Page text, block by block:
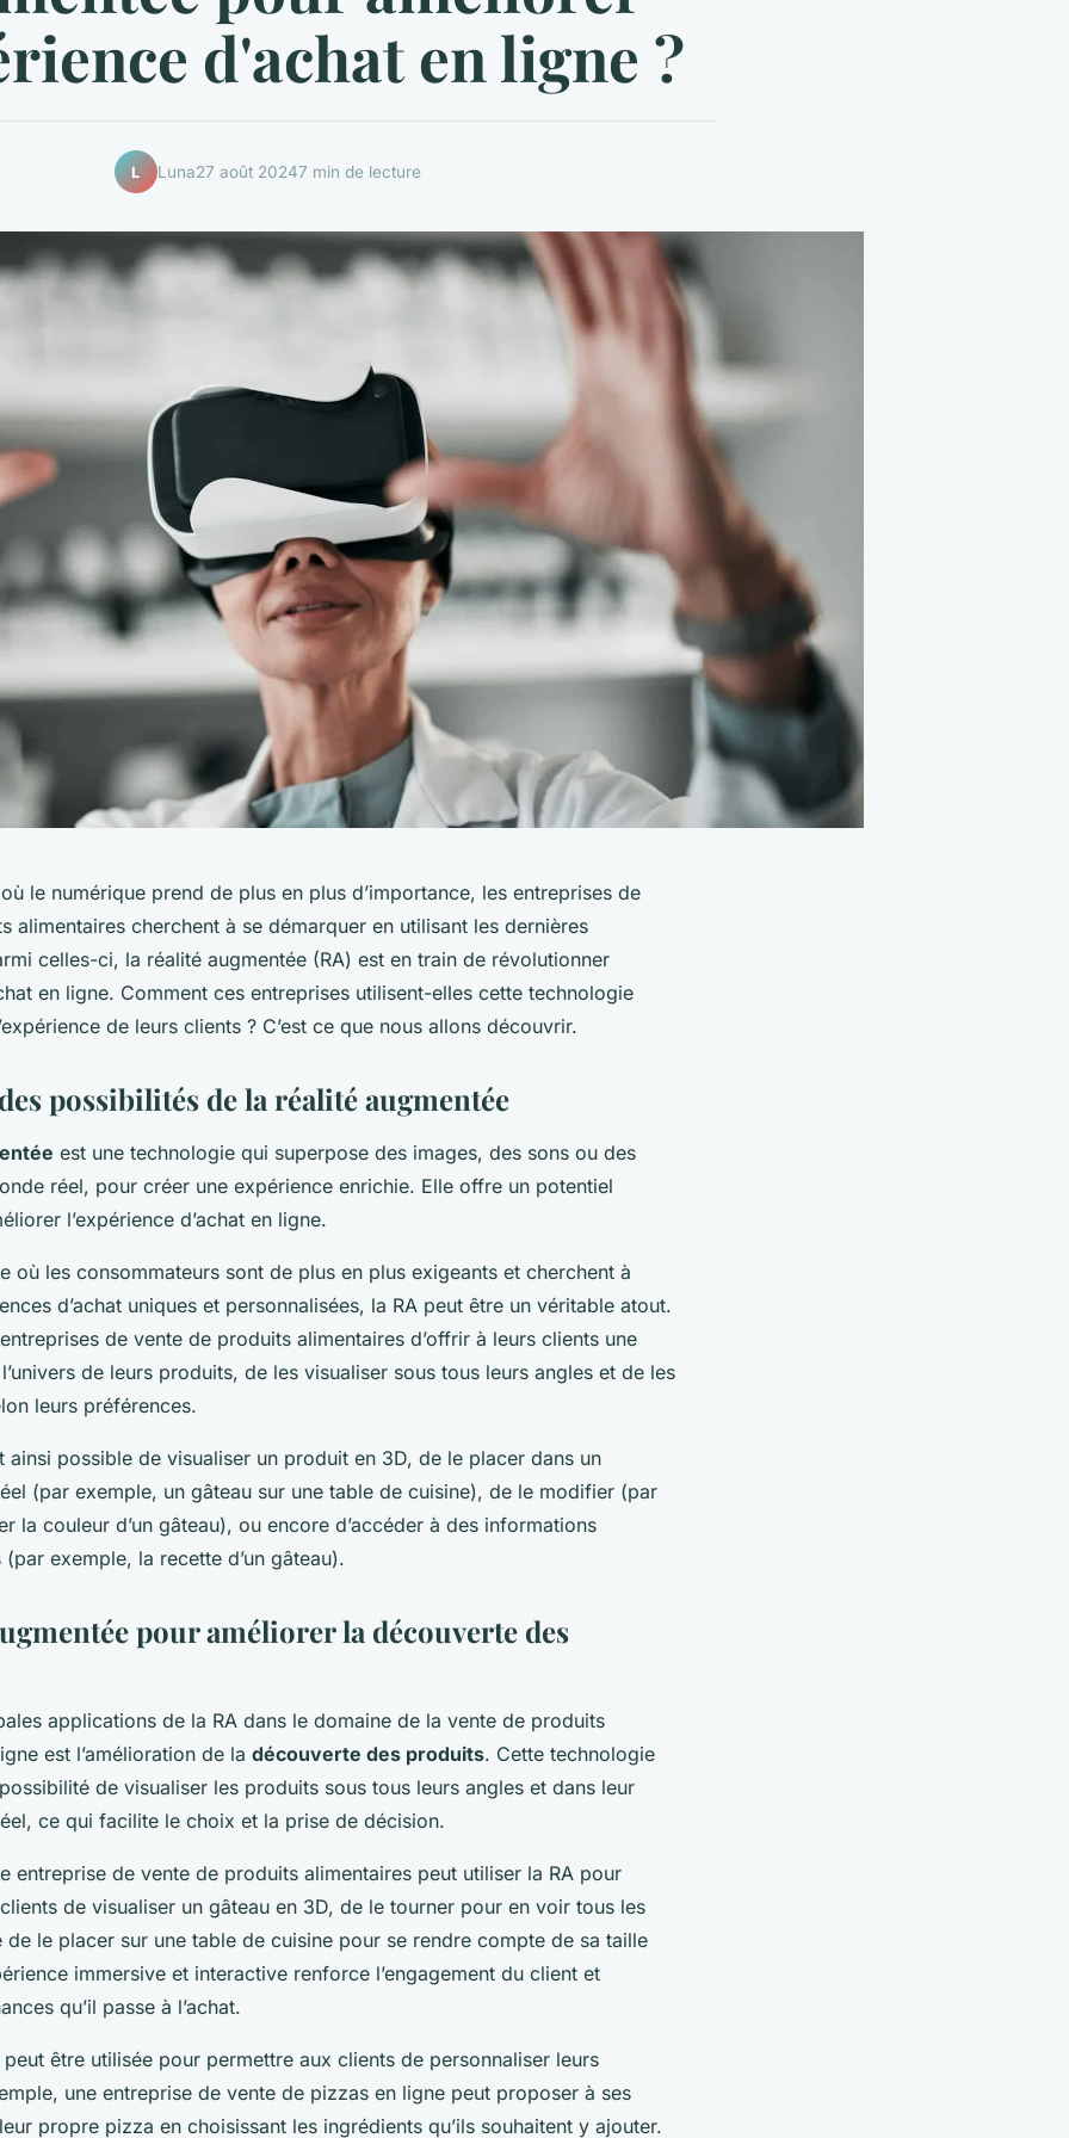
d'achat en ligne ?
L Luna27 août 20247 min de lecture
le numérique prend de plus en plus d’importance, les entreprises de
alimentaires cherchent à se démarquer en utilisant les dernières
celles-ci, la réalité augmentée (RA) est en train de révolutionner
en ligne. Comment ces entreprises utilisent-elles cette technologie
de leurs clients ? C’est ce que nous allons découvrir.
possibilités de la réalité augmentée
est une technologie qui superpose des images, des sons ou des
réel, pour créer une expérience enrichie. Elle offre un potentiel
l’expérience d’achat en ligne.
où les consommateurs sont de plus en plus exigeants et cherchent à
d’achat uniques et personnalisées, la RA peut être un véritable atout.
de vente de produits alimentaires d’offrir à leurs clients une
de leurs produits, de les visualiser sous tous leurs angles et de les
leurs préférences.
ainsi possible de visualiser un produit en 3D, de le placer dans un
(par exemple, un gâteau sur une table de cuisine), de le modifier (par
la couleur d’un gâteau), ou encore d’accéder à des informations
exemple, la recette d’un gâteau).
pour améliorer la découverte des
applications de la RA dans le domaine de la vente de produits
est l’amélioration de la découverte des produits. Cette technologie
de visualiser les produits sous tous leurs angles et dans leur
ce qui facilite le choix et la prise de décision.
entreprise de vente de produits alimentaires peut utiliser la RA pour
de visualiser un gâteau en 3D, de le tourner pour en voir tous les
de le placer sur une table de cuisine pour se rendre compte de sa taille
immersive et interactive renforce l’engagement du client et
qu’il passe à l’achat.
peut être utilisée pour permettre aux clients de personnaliser leurs
une entreprise de vente de pizzas en ligne peut proposer à ses
propre pizza en choisissant les ingrédients qu’ils souhaitent y ajouter.